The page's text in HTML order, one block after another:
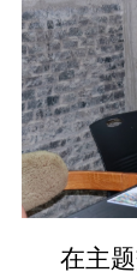
在主